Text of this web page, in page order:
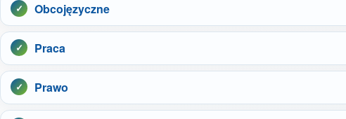
Obcojęzyczne
Praca
Prawo